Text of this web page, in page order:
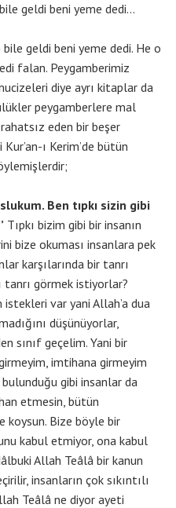
geldi beni yeme dedi…
bile geldi beni yeme dedi. He o
falan. Peygamberimiz
diye ayrı kitaplar da
peygamberlere mal
eden bir beşer
ı Kerim’de bütün
Ben tıpkı sizin gibi
Tıpkı bizim gibi bir insanın
bize okuması insanlara pek
karşılarında bir tanrı
tanrı görmek istiyorlar?
istekleri var yani Allah’a dua
düşünüyorlar,
sınıf geçelim. Yani bir
imtihana girmeyim
gibi insanlar da
etmesin, bütün
koysun. Bize böyle bir
kabul etmiyor, ona kabul
Allah Teâlâ bir kanun
insanların çok sıkıntılı
Teâlâ ne diyor ayeti